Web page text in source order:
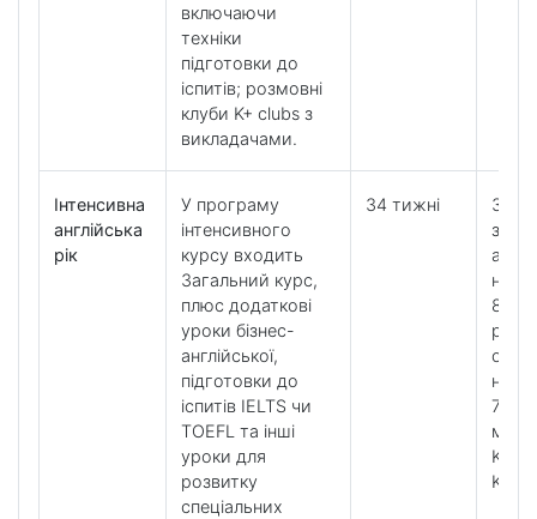
включаючи
техніки
підготовки до
іспитів; розмовні
клуби K+ clubs з
викладачами.
Інтенсивна
англійська
рік
У програму
інтенсивного
курсу входить
Загальний курс,
плюс додаткові
уроки бізнес-
англійської,
підготовки до
іспитів IELTS чи
TOEFL та інші
уроки для
розвитку
спеціальних
34 тижні
32
на
8
7
K+
K+